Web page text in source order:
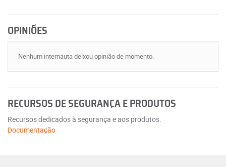
OPINIÕES
Nenhum internauta deixou opinião de momento.
RECURSOS DE SEGURANÇA E PRODUTOS
Recursos dedicados à segurança e aos produtos.
Documentação